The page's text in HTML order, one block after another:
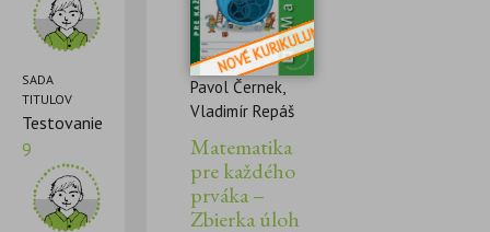
SADA
TITULOV
Testovanie
9
Pavol Černek,
Vladimír Repáš
Matematika
pre každého
prváka –
Zbierka úloh